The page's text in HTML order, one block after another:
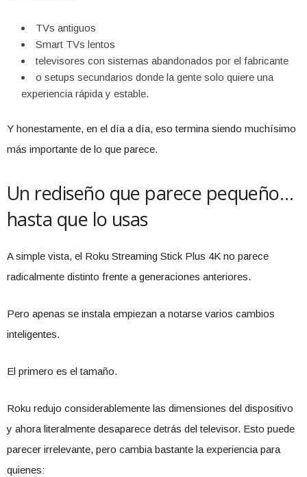
TVs antiguos
Smart TVs lentos
televisores con sistemas abandonados por el fabricante
o setups secundarios donde la gente solo quiere una
experiencia rápida y estable.
Y honestamente, en el día a día, eso termina siendo muchísimo
más importante de lo que parece.
Un rediseño que parece pequeño…
hasta que lo usas
A simple vista, el Roku Streaming Stick Plus 4K no parece
radicalmente distinto frente a generaciones anteriores.
Pero apenas se instala empiezan a notarse varios cambios
inteligentes.
El primero es el tamaño.
Roku redujo considerablemente las dimensiones del dispositivo
y ahora literalmente desaparece detrás del televisor. Esto puede
parecer irrelevante, pero cambia bastante la experiencia para
quienes: